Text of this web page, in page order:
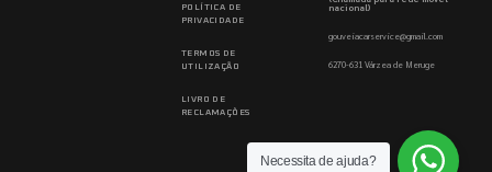
POLÍTICA DE
PRIVACIDADE
TERMOS DE
UTILIZAÇÃO
LIVRO DE
RECLAMAÇÕES
nacional)
gouveiacarservice@gmail.com
6270-631 Várzea de Meruge
Necessita de ajuda?